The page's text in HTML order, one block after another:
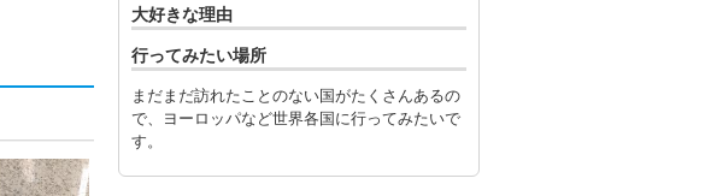
大好きな理由
行ってみたい場所
まだまだ訪れたことのない国がたくさんあるの
で、ヨーロッパなど世界各国に行ってみたいで
す。